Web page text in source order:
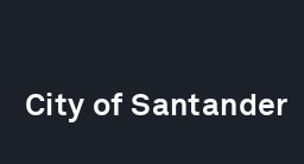
City of Santander